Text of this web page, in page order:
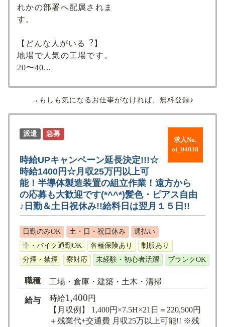
れかの部署へ配属されま
す。
【どんな⼈がいる︖】
地場で人気の工場です。
20〜40...
→もしも気になるお仕事がなければ、無料登録♪
求人No.
oi_04038
派遣 急募
時給UPキャンペーン延長決定!!!☆
時給1400円☆月収25万円以上可
能！半導体製造装置の組立作業！遠方から
の応募も大歓迎です(*^^*)髪色・ピアス自由
♪日勤＆土日祝休み!!給料日は翌月１５日!!
日勤のみOK 土・日・祝日休み
週払い
車・バイク通勤OK
各種保険あり
制服あり
分煙・禁煙
寮対応 未経験・初心者活躍 ブランクOK
職種 工場・倉庫・建築・土木・清掃
給与 時給1,400円
【月収例】 1,400円×7.5H×21日＝220,500円
＋残業代+交通費 月収25万以上可能!! ※残